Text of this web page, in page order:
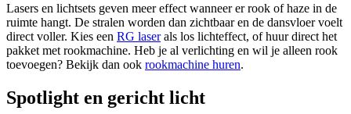
Lasers en lichtsets geven meer effect wanneer er rook of haze in de
ruimte hangt. De stralen worden dan zichtbaar en de dansvloer voelt
direct voller. Kies een RG laserals los lichteffect, of huur direct het
pakket met rookmachine. Heb je al verlichting en wil je alleen rook
toevoegen? Bekijk dan ook rookmachine huren.
Spotlight en gericht licht